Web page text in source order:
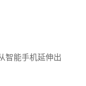
智能手机延伸出